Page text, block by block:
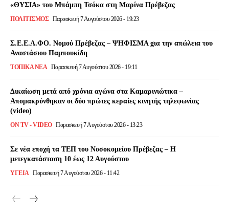
«ΘΥΣΙΑ» του Μπάμπη Τσόκα στη Μαρίνα Πρέβεζας
ΠΟΛΙΤΙΣΜΌΣ Παρασκευή 7 Αυγούστου 2026 - 19:23
Σ.Ε.Ε.Λ.ΦΟ. Νομού Πρέβεζας – ΨΗΦΙΣΜΑ gια την απώλεια του
Αναστάσιου Παμπουκίδη
ΤΟΠΙΚΆ ΝΈΑ Παρασκευή 7 Αυγούστου 2026 - 19:11
Δικαίωση μετά από χρόνια αγώνα στα Καμαρινιώτικα –
Απομακρύνθηκαν οι δύο πρώτες κεραίες κινητής τηλεφωνίας
(video)
ON TV - VIDEO Παρασκευή 7 Αυγούστου 2026 - 13:23
Σε νέα εποχή τα ΤΕΠ του Νοσοκομείου Πρέβεζας – Η
μετεγκατάσταση 10 έως 12 Αυγούστου
ΥΓΕΙΑ Παρασκευή 7 Αυγούστου 2026 - 11:42